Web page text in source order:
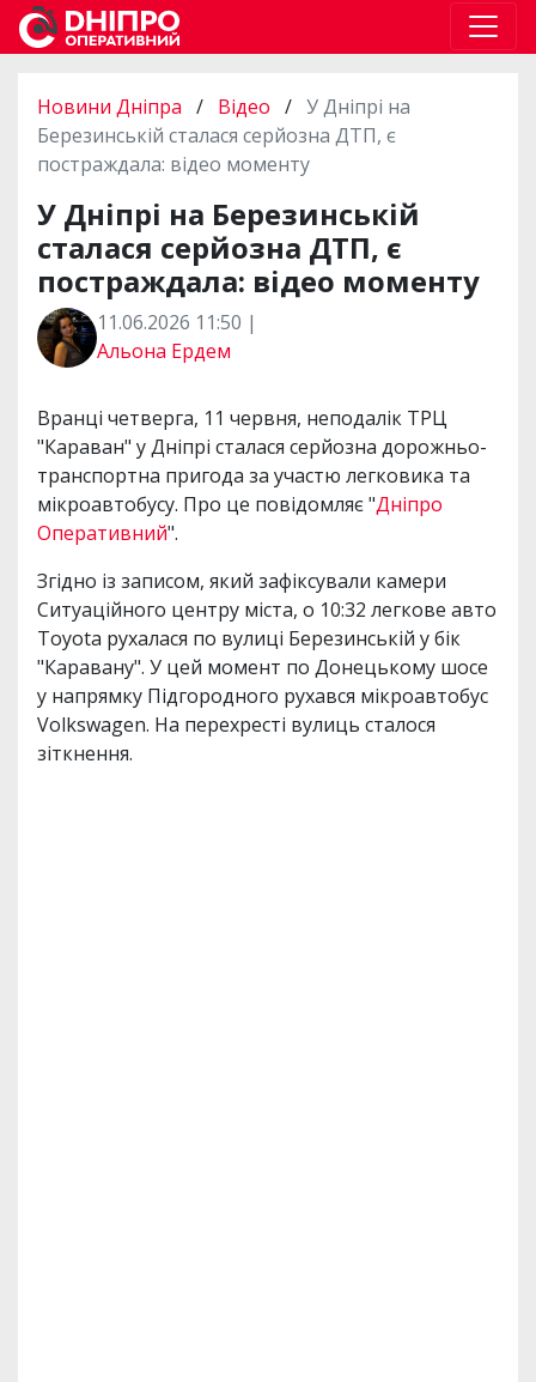
Новини Дніпра / Відео / У Дніпрі на
Березинській сталася серйозна ДТП, є
постраждала: відео моменту
У Дніпрі на Березинській
сталася серйозна ДТП, є
постраждала: відео моменту
11.06.2026 11:50 |
Альона Ердем
Вранці четверга, 11 червня, неподалік ТРЦ
"Караван" у Дніпрі сталася серйозна дорожньо-
транспортна пригода за участю легковика та
мікроавтобусу. Про це повідомляє "Дніпро
Оперативний".
Згідно із записом, який зафіксували камери
Ситуаційного центру міста, о 10:32 легкове авто
Toyota рухалася по вулиці Березинській у бік
"Каравану". У цей момент по Донецькому шосе
у напрямку Підгородного рухався мікроавтобус
Volkswagen. На перехресті вулиць сталося
зіткнення.